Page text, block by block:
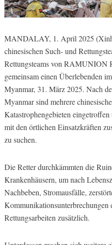
MANDALAY, 1. April 2025
chinesischen Such- und
Rettungsteams von RAMUNION
gemeinsam einen Überlebenden
Myanmar, 31. März 2025. Nach
Myanmar sind mehrere
Katastrophengebieten
mit den örtlichen Einsatzkräften
zu suchen.
Die Retter durchkämmten die
Krankenhäusern, um nach
Nachbeben, Stromausfälle,
Kommunikationsunterbrechungen
Rettungsarbeiten zusätzlich.